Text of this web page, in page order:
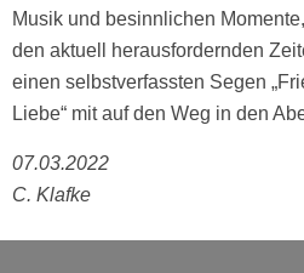
Musik und besinnlichen
den aktuell herausfordernden
einen selbstverfassten Segen
Liebe“ mit auf den Weg in den
07.03.2022
C. Klafke